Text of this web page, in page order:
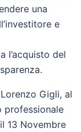
una
e
l’acquisto del
Gigli, al
professionale
13 Novembre